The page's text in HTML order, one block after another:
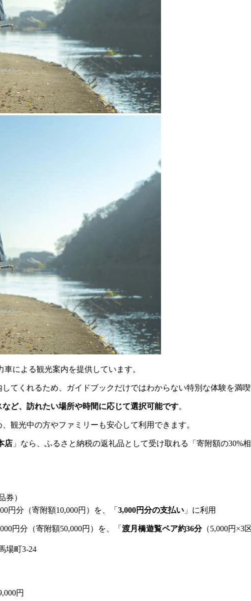
による観光案内を提供しています。
てくれるため、ガイドブックだけではわからない特別な体験を満喫
ど、訪れたい場所や時間に応じて選択可能です。
観光中の方やファミリーも安心して利用できます。
店 」なら、ふるさと納税の返礼品として受け取れる「 寄附額の30%
券）
円分（寄附額10,000円）を、「 3,000円分の支払い 」に利用
円分（寄附額50,000円）を、「 渡月橋遊覧ペア約36分（5,000円×3
場町3-24
円